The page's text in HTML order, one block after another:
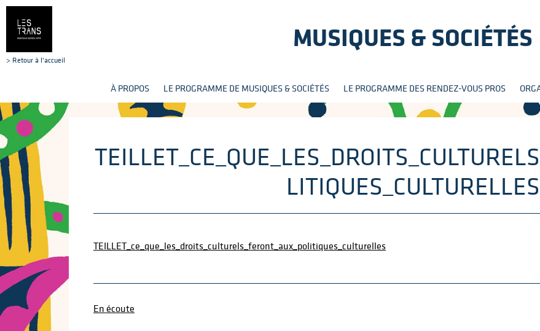
MUSIQUES & SOCIÉTÉS
au
À PROPOS LE PROGRAMME DE MUSIQUES & SOCIÉTÉS LE PROGRAMME DES RENDEZ-VOUS PROS
> Retour à l'accueil
LITIQUES_CULTURELLES
TEILLET_ce_que_les_droits_culturels_feront_aux_politiques_culturelles
En écoute